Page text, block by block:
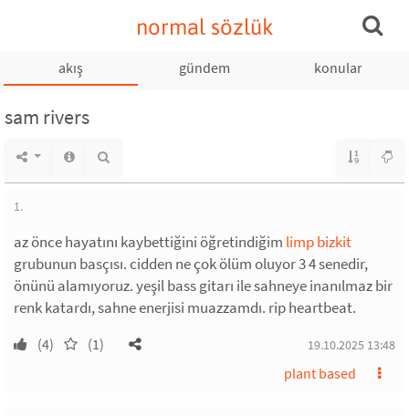
normal sözlük
akış gündem konular
sam rivers
1.
az önce hayatını kaybettiğini öğretindiğim limp bizkit
grubunun basçısı. cidden ne çok ölüm oluyor 3 4 senedir,
önünü alamıyoruz. yeşil bass gitarı ile sahneye inanılmaz bir
renk katardı, sahne enerjisi muazzamdı. rip heartbeat.
(4) (1) 19.10.2025 13:48
plant based